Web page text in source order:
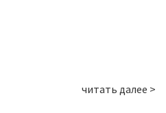
читать далее >